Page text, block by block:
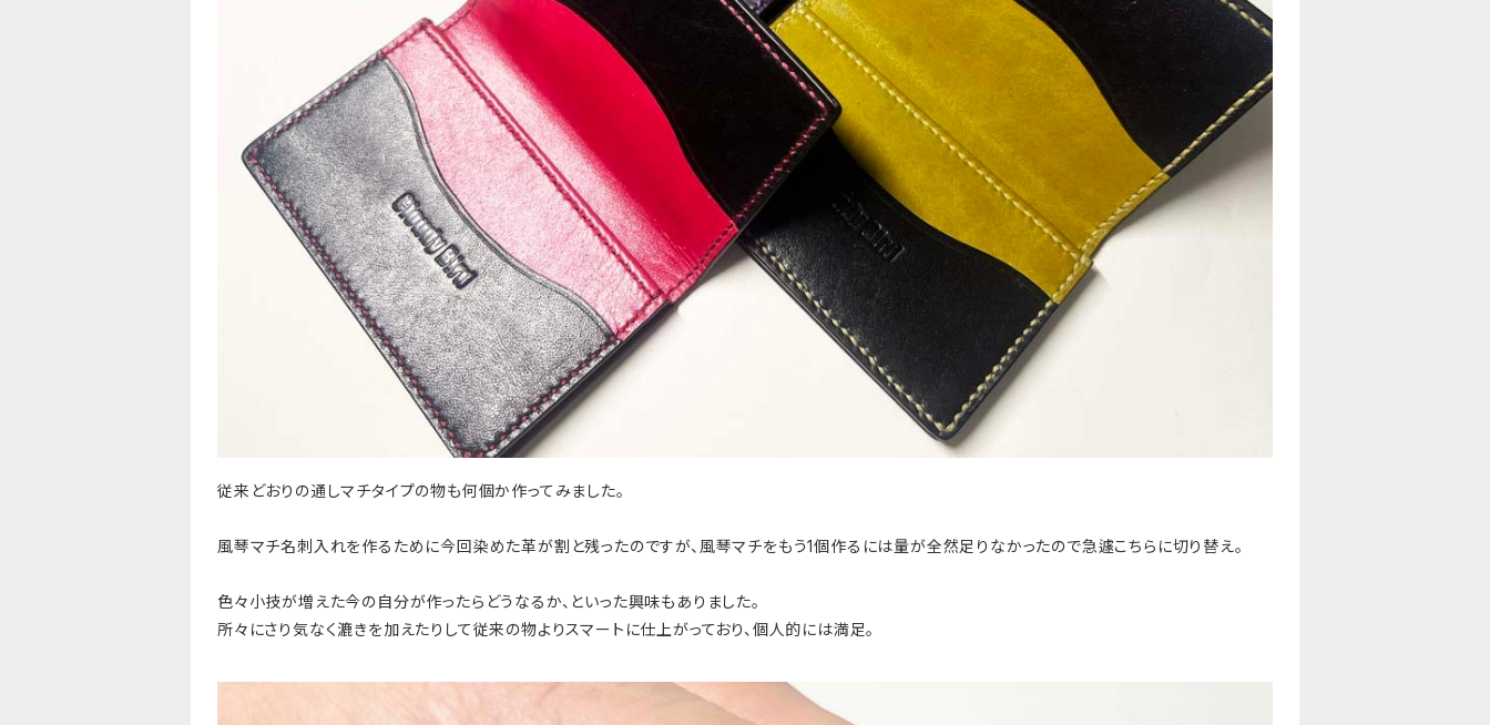
従来どおりの通しマチタイプの物も何個か作ってみました。
風琴マチ名刺入れを作るために今回染めた革が割と残ったのですが、風琴マチをもう1個作るには量が全然足りなかったので急遽こちらに切り替え。
色々小技が増えた今の自分が作ったらどうなるか、といった興味もありました。
所々にさり気なく漉きを加えたりして従来の物よりスマートに仕上がっており、個人的には満足。